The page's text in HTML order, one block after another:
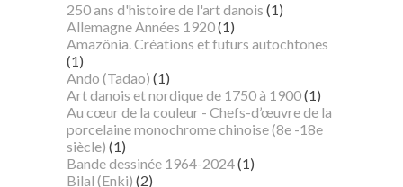
250 ans d'histoire de l'art danois (1)
Allemagne Années 1920(1)
Amazônia. Créations et futurs autochtones
(1)
Ando (Tadao) (1)
Art danois et nordique de 1750 à 1900(1)
Au cœur de la couleur - Chefs-d’œuvre de la
porcelaine monochrome chinoise (8e -18e
siècle) (1)
Bande dessinée 1964-2024(1)
Bilal (Enki) (2)